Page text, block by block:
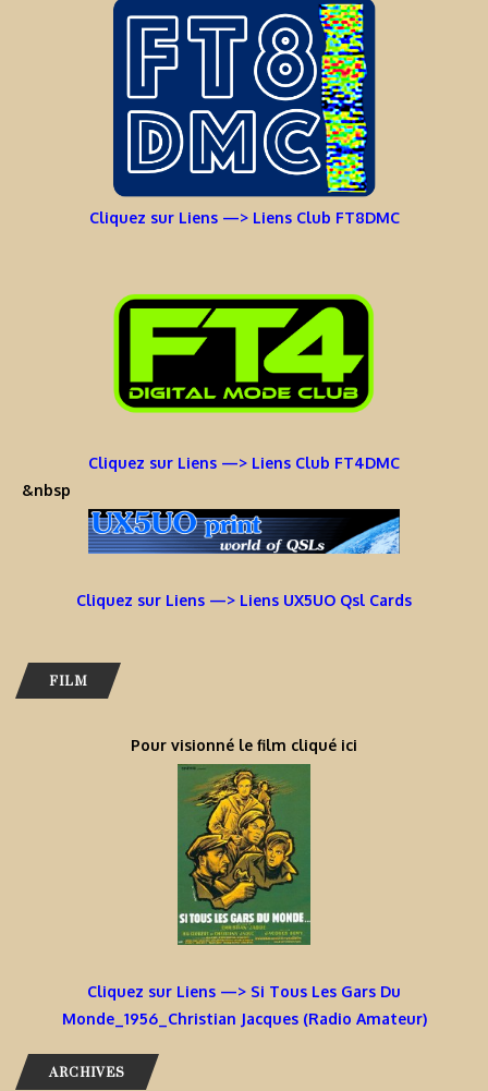
Cliquez sur Liens —> Liens Club FT8DMC
Cliquez sur Liens —> Liens Club FT4DMC
&nbsp
Cliquez sur Liens —> Liens UX5UO Qsl Cards
FILM
Pour visionné le film cliqué ici
Cliquez sur Liens —> Si Tous Les Gars Du
Monde_1956_Christian Jacques (Radio Amateur)
ARCHIVES